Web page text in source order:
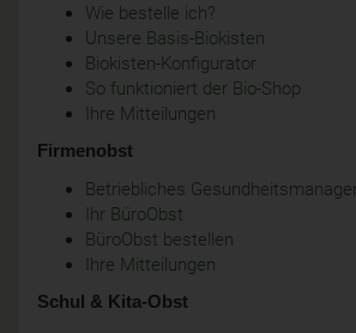
Wie bestelle ich?
Unsere Basis-Biokisten
Biokisten-Konfigurator
So funktioniert der Bio-Shop
Ihre Mitteilungen
Firmenobst
Betriebliches
Ihr BüroObst
BüroObst bestellen
Ihre Mitteilungen
Schul & Kita-Obst